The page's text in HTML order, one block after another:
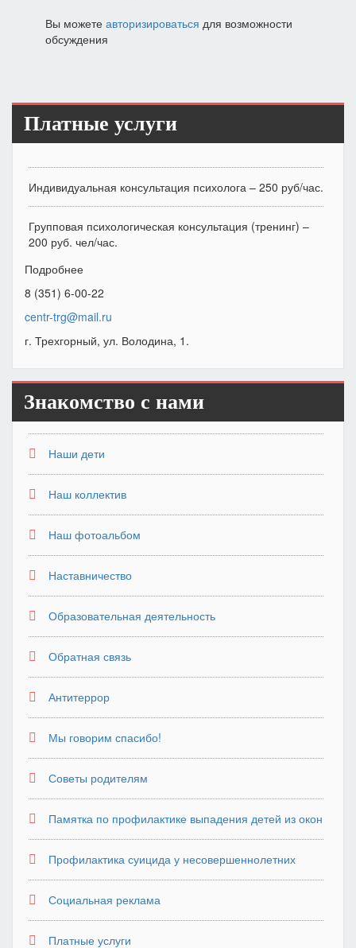
Вы можете авторизироваться для возможности
обсуждения
Платные услуги
Индивидуальная консультация психолога – 250 руб/час.
Групповая психологическая консультация (тренинг) –
200 руб. чел/час.
Подробнее
8 (351) 6-00-22
centr-trg@mail.ru
г. Трехгорный, ул. Володина, 1.
Знакомство с нами
Наши дети
Наш коллектив
Наш фотоальбом
Наставничество
Образовательная деятельность
Обратная связь
Антитеррор
Мы говорим спасибо!
Советы родителям
Памятка по профилактике выпадения детей из окон
Профилактика суицида у несовершеннолетних
Социальная реклама
Платные услуги